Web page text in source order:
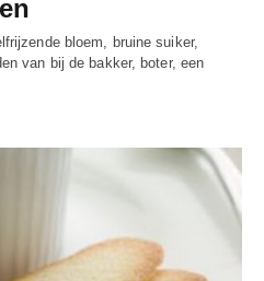
bloem, bruine suiker,
van bij de bakker, boter, een